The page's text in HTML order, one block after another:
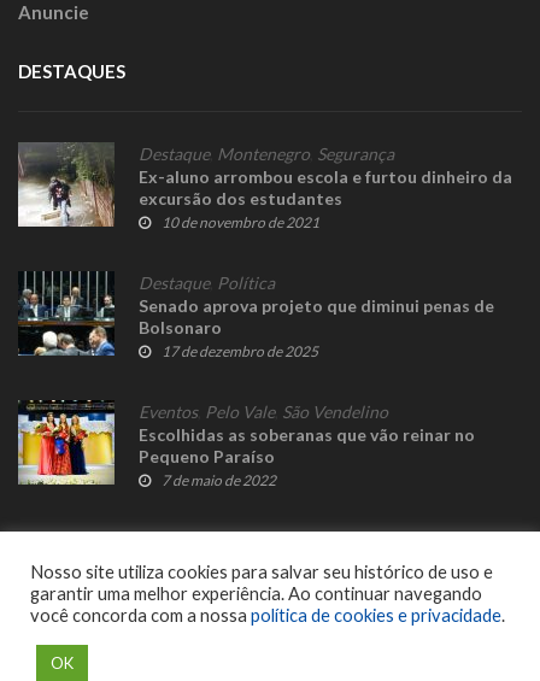
Anuncie
DESTAQUES
Destaque, Montenegro Segurança
Ex-aluno arrombou escola e furtou dinheiro da
excursão dos estudantes
10 de novembro de 2021
Destaque, Política
Senado aprova projeto que diminui penas de
Bolsonaro
17 de dezembro de 2025
Eventos, Pelo Vale, São Vendelino
Escolhidas as soberanas que vão reinar no
Pequeno Paraíso
7 de maio de 2022
Nosso site utiliza cookies para salvar seu histórico de uso e
garantir uma melhor experiência. Ao continuar navegando
você concorda com a nossa política de cookies e privacidade.
OK